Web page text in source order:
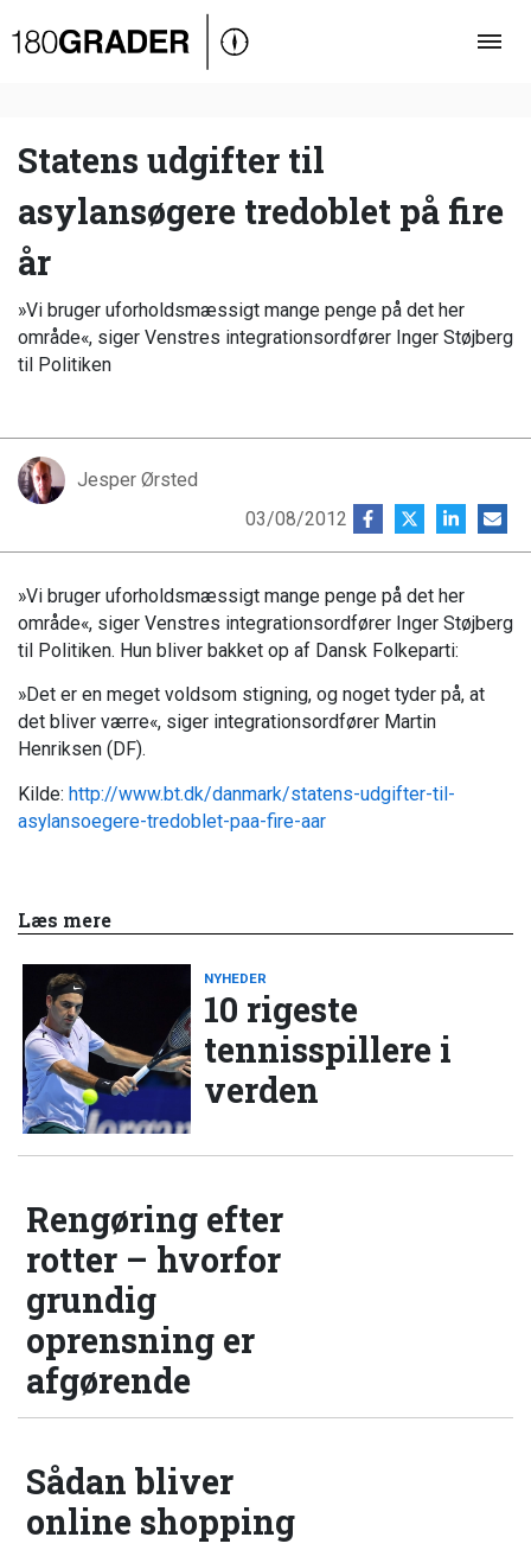
Oversigt
Debat
Video
Podcast
Statens udgifter til
asylansøgere tredoblet på fire
år
»Vi bruger uforholdsmæssigt mange penge på det her
område«, siger Venstres integrationsordfører Inger Støjberg
til Politiken
Jesper Ørsted
03/08/2012
»Vi bruger uforholdsmæssigt mange penge på det her
område«, siger Venstres integrationsordfører Inger Støjberg
til Politiken. Hun bliver bakket op af Dansk Folkeparti:
»Det er en meget voldsom stigning, og noget tyder på, at
det bliver værre«, siger integrationsordfører Martin
Henriksen (DF).
Kilde: http://www.bt.dk/danmark/statens-udgifter-til-
asylansoegere-tredoblet-paa-fire-aar
Læs mere
NYHEDER
10 rigeste
tennisspillere i
verden
Rengøring efter
rotter – hvorfor
grundig
oprensning er
afgørende
Sådan bliver
online shopping